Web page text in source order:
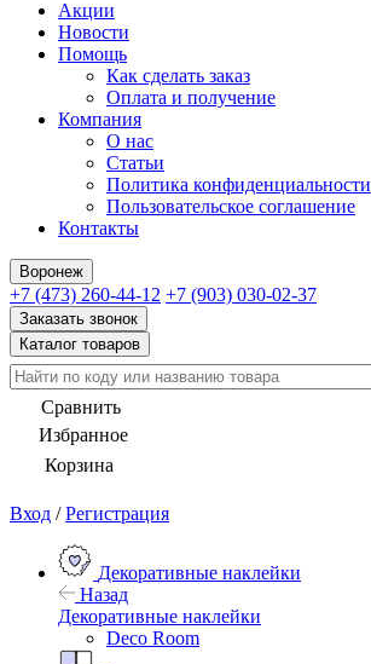
Акции
Новости
Помощь
Как сделать заказ
Оплата и получение
Компания
О нас
Статьи
Политика конфиденциальности
Пользовательское соглашение
Контакты
Воронеж
+7 (473) 260-44-12 +7 (903) 030-02-37
Заказать звонок
Каталог товаров
Сравнить
Избранное
Корзина
Вход / Регистрация
Декоративные наклейки
Назад
Декоративные наклейки
Deco Room